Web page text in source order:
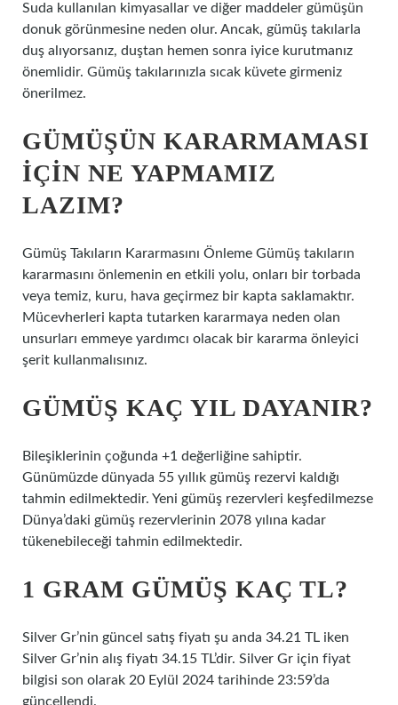
Suda kullanılan kimyasallar ve diğer maddeler gümüşün
donuk görünmesine neden olur. Ancak, gümüş takılarla
duş alıyorsanız, duştan hemen sonra iyice kurutmanız
önemlidir. Gümüş takılarınızla sıcak küvete girmeniz
önerilmez.
GÜMÜŞÜN KARARMAMASI
IÇIN NE YAPMAMIZ
LAZIM?
Gümüş Takıların Kararmasını Önleme Gümüş takıların
kararmasını önlemenin en etkili yolu, onları bir torbada
veya temiz, kuru, hava geçirmez bir kapta saklamaktır.
Mücevherleri kapta tutarken kararmaya neden olan
unsurları emmeye yardımcı olacak bir kararma önleyici
şerit kullanmalısınız.
GÜMÜŞ KAÇ YIL DAYANIR?
Bileşiklerinin çoğunda +1 değerliğine sahiptir.
Günümüzde dünyada 55 yıllık gümüş rezervi kaldığı
tahmin edilmektedir. Yeni gümüş rezervleri keşfedilmezse
Dünya’daki gümüş rezervlerinin 2078 yılına kadar
tükenebileceği tahmin edilmektedir.
1 GRAM GÜMÜŞ KAÇ TL?
Silver Gr’nin güncel satış fiyatı şu anda 34.21 TL iken
Silver Gr’nin alış fiyatı 34.15 TL’dir. Silver Gr için fiyat
bilgisi son olarak 20 Eylül 2024 tarihinde 23:59’da
güncellendi.